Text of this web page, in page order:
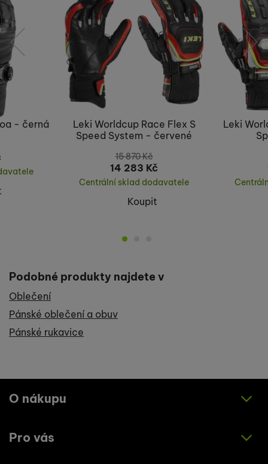
následující
Leki Worldcup Race Flex S
Speed System - červené
15 870Kč
14 283 Kč
Centrální sklad dodavatele
Koupit
Leki
- černá
Podobné produkty najdete v
Oblečení
Pánské oblečení a obuv
Pánské rukavice
O nákupu
Jak nakupovat
Pro vás